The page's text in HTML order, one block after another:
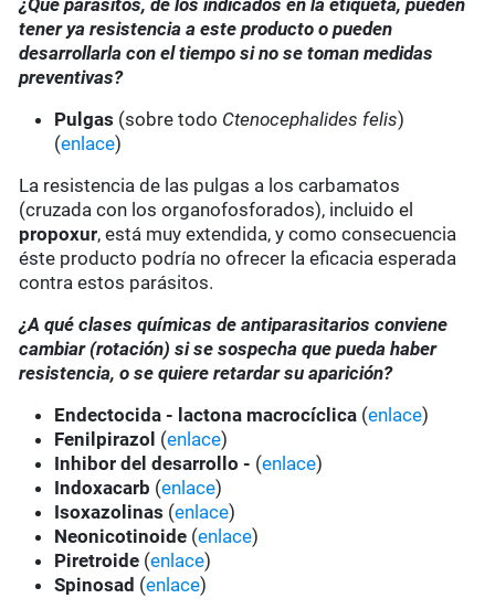
¿Qué parásitos, de los indicados en la etiqueta, pueden
tener ya resistencia a este producto o pueden
desarrollarla con el tiempo si no se toman medidas
preventivas?
Pulgas (sobre todo Ctenocephalides felis)
(enlace)
La resistencia de las pulgas a los carbamatos
(cruzada con los organofosforados), incluido el
propoxur, está muy extendida, y como consecuencia
éste producto podría no ofrecer la eficacia esperada
contra estos parásitos.
¿A qué clases químicas de antiparasitarios conviene
cambiar (rotación) si se sospecha que pueda haber
resistencia, o se quiere retardar su aparición?
Endectocida - lactona macrocíclica (enlace)
Fenilpirazol (enlace)
Inhibor del desarrollo - (enlace)
Indoxacarb (enlace)
Isoxazolinas (enlace)
Neonicotinoide (enlace)
Piretroide (enlace)
Spinosad (enlace)